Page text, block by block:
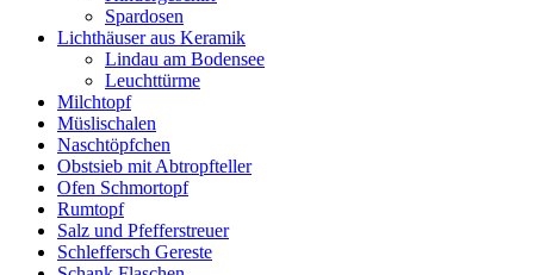
Spardosen
Lichthäuser aus Keramik
Lindau am Bodensee
Leuchttürme
Milchtopf
Müslischalen
Naschtöpfchen
Obstsieb mit Abtropfteller
Ofen Schmortopf
Rumtopf
Salz und Pfefferstreuer
Schleffersch Gereste